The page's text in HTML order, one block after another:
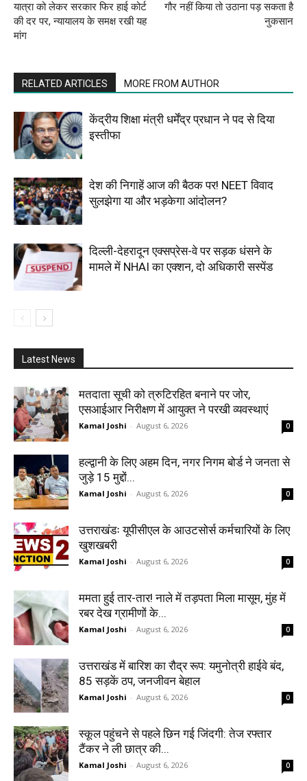
यात्रा को लेकर सरकार फिर हाई कोर्ट
की दर पर, न्यायालय के समक्ष रखी यह
मांग
गौर नहीं किया तो उठाना पड़ सकता है
नुकसान
RELATED ARTICLES MORE FROM AUTHOR
केंद्रीय शिक्षा मंत्री धर्मेंद्र प्रधान ने पद से दिया
इस्तीफा
देश की निगाहें आज की बैठक पर! NEET विवाद
सुलझेगा या और भड़केगा आंदोलन?
दिल्ली-देहरादून एक्सप्रेस-वे पर सड़क धंसने के
मामले में NHAI का एक्शन, दो अधिकारी सस्पेंड
Latest News
मतदाता सूची को त्रुटिरहित बनाने पर जोर,
एसआईआर निरीक्षण में आयुक्त ने परखी व्यवस्थाएं
Kamal Joshi - August 6, 2026 0
हल्द्वानी के लिए अहम दिन, नगर निगम बोर्ड ने जनता से
जुड़े 15 मुद्दों...
Kamal Joshi - August 6, 2026 0
उत्तराखंडः यूपीसीएल के आउटसोर्स कर्मचारियों के लिए
खुशखबरी
Kamal Joshi - August 6, 2026 0
ममता हुई तार-तार! नाले में तड़पता मिला मासूम, मुंह में
रबर देख ग्रामीणों के...
Kamal Joshi - August 6, 2026 0
उत्तराखंड में बारिश का रौद्र रूप: यमुनोत्री हाईवे बंद,
85 सड़कें ठप, जनजीवन बेहाल
Kamal Joshi - August 6, 2026 0
स्कूल पहुंचने से पहले छिन गई जिंदगी: तेज रफ्तार
टैंकर ने ली छात्र की...
Kamal Joshi - August 6, 2026 0